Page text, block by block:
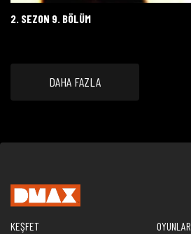
2. SEZON 9. BÖLÜM
DAHA FAZLA
KEŞFET
OYUNLAR